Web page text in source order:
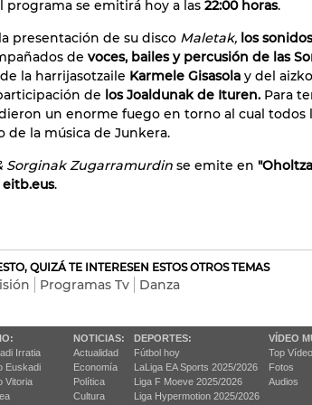
programa se emitirá hoy a las 22:00 horas.
presentación de su disco Maletak, los
de voces, bailes y percusión de las
la harrijasotzaile Karmele Gisasola y del
de los Joaldunak de Ituren. Para
un enorme fuego en torno al cual todos
de la música de Junkera.
Sorginak Zugarramurdin se emite en
eitb.eus.
QUIZÁ TE INTERESEN ESTOS OTROS TEMAS
Programas Tv Danza
Irratia
Euskadi
Vitoria
NOTICIAS:
Actualidad
Economía
Política
Cultura
DEPORTES:
Fútbol hoy
LaLiga EA Sports 2025/2026
Liga F Moeve 2025/2026
Liga Hypermotion 2025/2026
VÍDEO
Top
Fotos
Audios